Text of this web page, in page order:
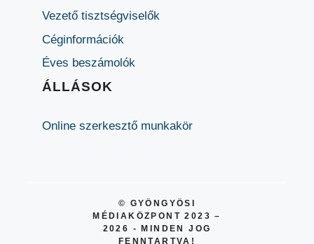
Vezető tisztségviselők
Céginformációk
Éves beszámolók
ÁLLÁSOK
Online szerkesztő munkakör
© GYÖNGYÖSI
MÉDIAKÖZPONT 2023 –
2026 - MINDEN JOG
FENNTARTVA!